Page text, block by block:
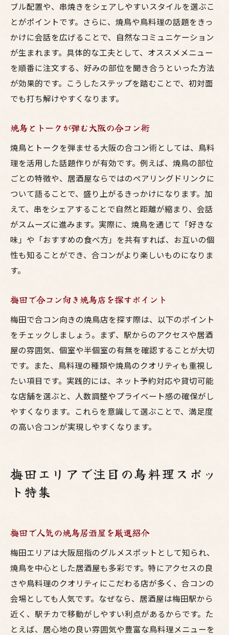
ブル配置や、串焼きをシェアしやすいスタイルを選ぶこ
とがポイントです。さらに、焼鳥や鳥料理の話題をきっ
かけに会話を広げることで、自然なコミュニケーション
が生まれます。具体的な工夫として、オススメメニュー
を順番に注文する、好みの部位を聞き合うといった方法
が効果的です。こうしたステップを踏むことで、初対面
でも打ち解けやすくなります。
焼鳥とトークが弾む大阪の合コン術
焼鳥とトークを弾ませる大阪の合コン術としては、鳥料
理を活用した話題作りが有効です。例えば、焼鳥の部位
ごとの特徴や、居酒屋ならではのペアリングドリンクに
ついて語ることで、盛り上がるきっかけになります。加
えて、串をシェアすることで自然と距離が縮まり、会話
がスムーズに進みます。実際に、焼鳥を通じて「好きな
味」や「おすすめの食べ方」を共有すれば、お互いの個
性も知ることができ、合コンがより楽しいものになりま
す。
梅田で合コン向き焼鳥店を探すポイント
梅田で合コン向きの焼鳥店を探す際は、以下のポイント
をチェックしましょう。まず、駅からのアクセスや居酒
屋の雰囲気、個室や半個室の有無を確認することが大切
です。また、鳥料理の種類や焼鳥のクオリティも重視し
たい項目です。実践的には、ネット予約対応や貸切可能
な店舗を選ぶと、人数調整やプライベート感の確保がし
やすくなります。これらを意識して選ぶことで、満足度
の高い合コンが実現しやすくなります。
梅田エリアで注目の鳥料理スポッ
ト特集
梅田で人気の焼鳥居酒屋を厳選紹介
梅田エリアは大阪屈指のグルメスポットとして知られ、
焼鳥を中心とした居酒屋も多彩です。特にアクセスの良
さや鳥料理のクオリティにこだわる店が多く、合コンの
会場としても人気です。なぜなら、居酒屋は梅田駅から
近く、駅チカで移動がしやすい利点があるからです。た
とえば、居心地の良い雰囲気や豊富な鳥料理メニューを